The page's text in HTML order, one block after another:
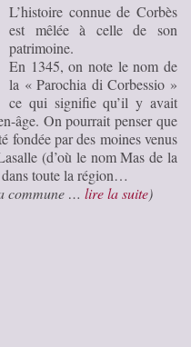
L’histoire connue de Corbès
est mêlée à celle de son
patrimoine.
En 1345, on note le nom de
la « Parochia di Corbessio »
ce qui signifie qu’il y avait
âge. On pourrait penser que
fondée par des moines venus
(d’où le nom Mas de la
dans toute la région…
commune … lire la suite)